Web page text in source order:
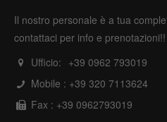
Il nostro personale è a tua
contattaci per info e prenotazioni!!
Ufficio: +39 0962 793019
Mobile : +39 320 7113624
Fax : +39 0962793019